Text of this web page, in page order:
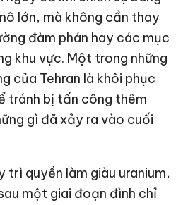
lớn, mà không cần thay
đàm phán hay các mục
khu vực. Một trong những
của Tehran là khôi phục
tránh bị tấn công thêm
gì đã xảy ra vào cuối
trì quyền làm giàu uranium,
một giai đoạn đình chỉ